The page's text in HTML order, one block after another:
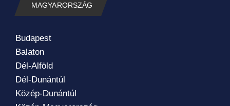
MAGYARORSZÁG
Budapest
Balaton
Dél-Alföld
Dél-Dunántúl
Közép-Dunántúl